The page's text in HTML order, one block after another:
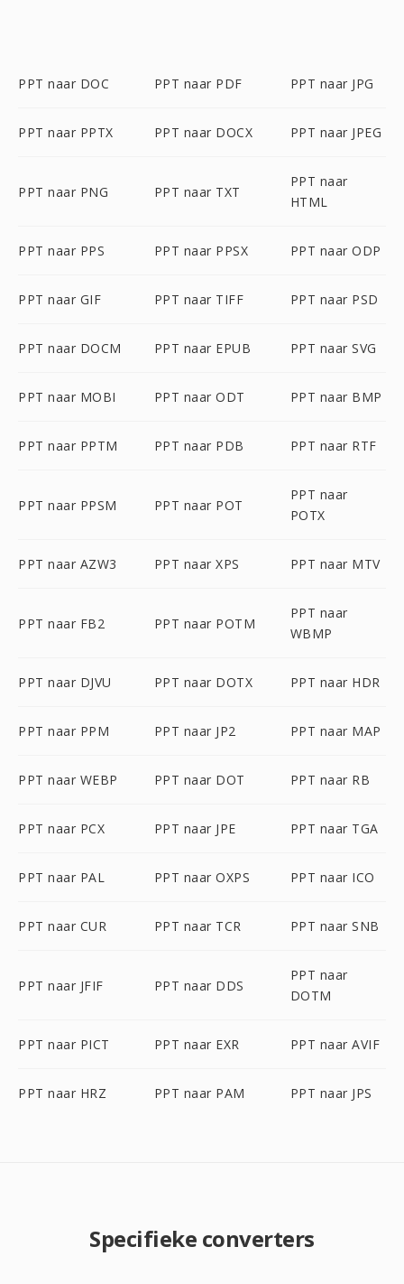
PPT naar DOC PPT naar PDF PPT naar JPG
PPT naar PPTX PPT naar DOCX PPT naar JPEG
PPT naar PNG PPT naar TXT
PPT naar
HTML
PPT naar PPS PPT naar PPSX PPT naar ODP
PPT naar GIF PPT naar TIFF PPT naar PSD
PPT naar DOCM PPT naar EPUB PPT naar SVG
PPT naar MOBI PPT naar ODT PPT naar BMP
PPT naar PPTM PPT naar PDB PPT naar RTF
PPT naar PPSM PPT naar POT
PPT naar
POTX
PPT naar AZW3 PPT naar XPS PPT naar MTV
PPT naar FB2 PPT naar POTM
PPT naar
WBMP
PPT naar DJVU PPT naar DOTX PPT naar HDR
PPT naar PPM PPT naar JP2 PPT naar MAP
PPT naar WEBP PPT naar DOT PPT naar RB
PPT naar PCX PPT naar JPE PPT naar TGA
PPT naar PAL PPT naar OXPS PPT naar ICO
PPT naar CUR PPT naar TCR PPT naar SNB
PPT naar JFIF PPT naar DDS
PPT naar
DOTM
PPT naar PICT PPT naar EXR PPT naar AVIF
PPT naar HRZ PPT naar PAM PPT naar JPS
Specifieke converters